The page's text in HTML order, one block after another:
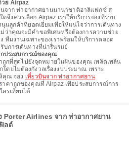
ย Airpaz
นจาก ท่าอากาศยานนานาชาติฮาลิแฟกซ์ ส
จึงควรเลือก Airpaz เราให้บริการจองที่ราบ
นลูกค้าที่ยอดเยี่ยมเพื่อให้แน่ใจว่าการเดินทาง
ว่าคุณจะมีคำขอพิเศษหรือต้องการความช่วย
ทีมงานเฉพาะของเราพร้อมให้บริการตลอด
บการเดินทางที่น่ารื่นรมย์
ประสบการณ์ของคุณ
ถูกที่สุดไปยังจุดหมายในฝันของคุณ เพลิดเพลิน
ยไม่ต้องกังวลเรื่องงบประมาณ เพราะ
คุณ จอง เที่ยวบินจาก ท่าอากาศยาน
ราคาถูกของคุณที่ Airpaz เพื่อประสบการณ์การ
รเทียบได้
Porter Airlines จาก ท่าอากาศยาน
ลด์